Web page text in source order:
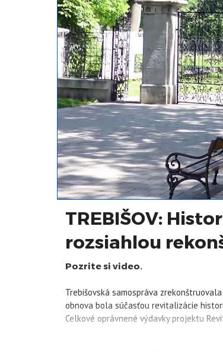
TREBIŠOV:
rozsiahlou
Pozrite si video.
Trebišovská samospráva
obnova bola súčasťou revitalizácie
Celkové oprávnené výdavky projektu